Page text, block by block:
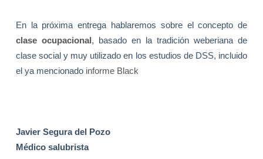
En la próxima entrega hablaremos sobre el concepto de
clase ocupacional , basado en la tradición weberiana de
clase social y muy utilizado en los estudios de DSS, incluido
el ya mencionado informe Black
Javier Segura del Pozo
Médico salubrista